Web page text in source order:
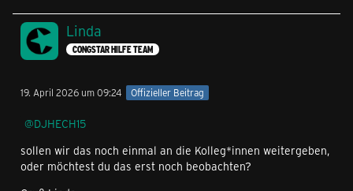
Linda
CONGSTAR HILFE TEAM
19. April 2026 um 09:24 Offizieller Beitrag
DJHECH15
sollen wir das noch einmal an die Kolleg*innen weitergeben,
oder möchtest du das erst noch beobachten?